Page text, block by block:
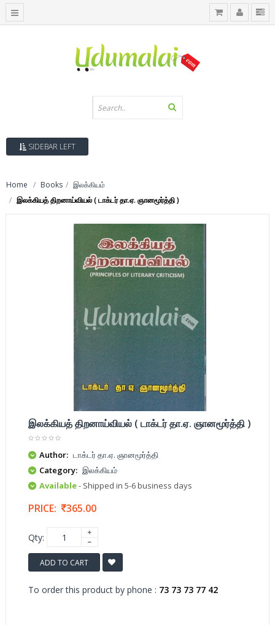
SIDEBAR LEFT
Home Books
இலக்கியம்
இலக்கியத் திறனாய்வியல் ( டாக்டர் தா.ஏ. ஞானமூர்த்தி )
இலக்கியத் திறனாய்வியல் ( டாக்டர் தா.ஏ. ஞானமூர்த்தி )
Author: டாக்டர் தா.ஏ. ஞானமூர்த்தி
Category: இலக்கியம்
Available- Shipped in 5-6 business days
PRICE: 365.00
Qty:
ADD TO CART
To order this product by phone : 73 73 73 77 42